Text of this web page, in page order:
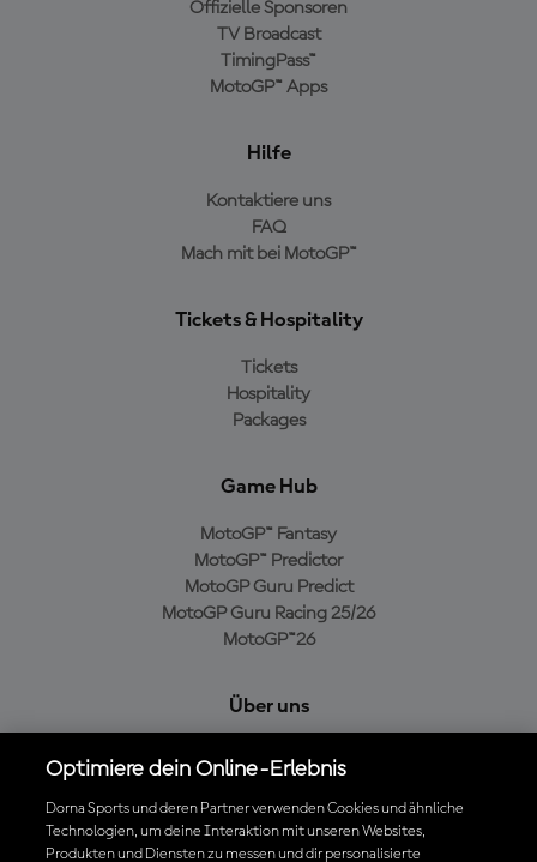
Offizielle Sponsoren
TV Broadcast
TimingPass™
MotoGP™ Apps
Hilfe
Kontaktiere uns
FAQ
Mach mit bei MotoGP™
Tickets & Hospitality
Tickets
Hospitality
Packages
Game Hub
MotoGP™ Fantasy
MotoGP™ Predictor
MotoGP Guru Predict
MotoGP Guru Racing 25/26
MotoGP™26
Über uns
Cookie-Richtlinien
Geschäftsbedingungen
Datenschutzrichtlinien
Optimiere dein Online-Erlebnis
Dorna Sports und deren Partner verwenden Cookies und ähnliche
Technologien, um deine Interaktion mit unseren Websites,
Produkten und Diensten zu messen und dir personalisierte